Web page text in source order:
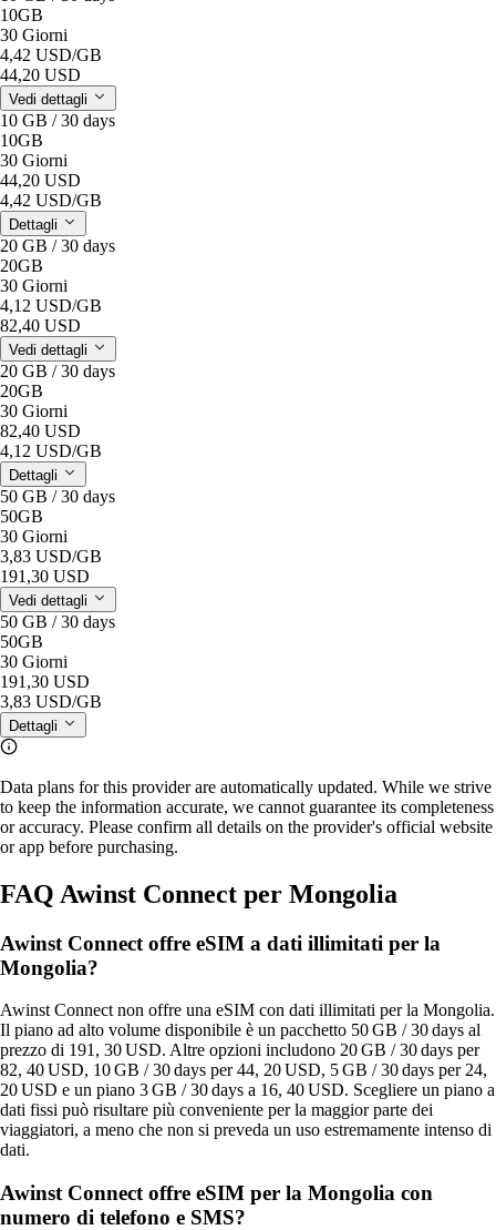
10GB
30 Giorni
4,42 USD/GB
44,20 USD
Vedi dettagli
10 GB / 30 days
10GB
30 Giorni
44,20 USD
4,42 USD/GB
Dettagli
20 GB / 30 days
20GB
30 Giorni
4,12 USD/GB
82,40 USD
Vedi dettagli
20 GB / 30 days
20GB
30 Giorni
82,40 USD
4,12 USD/GB
Dettagli
50 GB / 30 days
50GB
30 Giorni
3,83 USD/GB
191,30 USD
Vedi dettagli
50 GB / 30 days
50GB
30 Giorni
191,30 USD
3,83 USD/GB
Dettagli
Data plans for this provider are automatically updated. While we strive
to keep the information accurate, we cannot guarantee its completeness
or accuracy. Please confirm all details on the provider's official website
or app before purchasing.
FAQ Awinst Connect per Mongolia
Awinst Connect offre eSIM a dati illimitati per la
Mongolia?
Awinst Connect non offre una eSIM con dati illimitati per la Mongolia.
Il piano ad alto volume disponibile è un pacchetto 50 GB / 30 days al
prezzo di 191, 30 USD. Altre opzioni includono 20 GB / 30 days per
82, 40 USD, 10 GB / 30 days per 44, 20 USD, 5 GB / 30 days per 24,
20 USD e un piano 3 GB / 30 days a 16, 40 USD. Scegliere un piano a
dati fissi può risultare più conveniente per la maggior parte dei
viaggiatori, a meno che non si preveda un uso estremamente intenso di
dati.
Awinst Connect offre eSIM per la Mongolia con
numero di telefono e SMS?